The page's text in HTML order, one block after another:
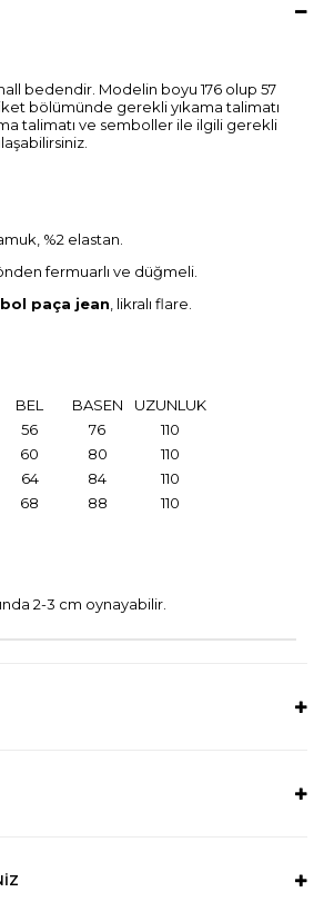
bedendir. Modelin boyu 176 olup 57
bölümünde gerekli yıkama talimatı
talimatı ve semboller ile ilgili gerekli
%2 elastan.
fermuarlı ve düğmeli.
bol paça jean, likralı flare.
BEL BASEN
UZUNLUK
56 76
110
60 80
110
64 84
110
68 88 110
2-3 cm oynayabilir.